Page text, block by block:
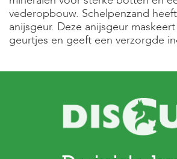
vederopbouw. Schelpenzand
anijsgeur. Deze anijsgeur
geurtjes en geeft een verzorgde